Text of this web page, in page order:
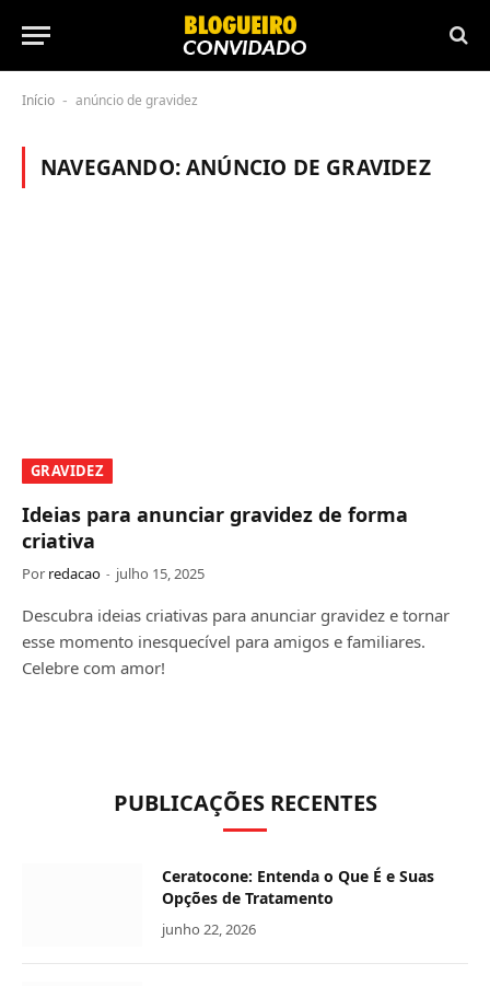
Início - anúncio de gravidez
NAVEGANDO:ANÚNCIO DE GRAVIDEZ
GRAVIDEZ
Ideias para anunciar gravidez de forma
criativa
Por redacao julho 15, 2025
Descubra ideias criativas para anunciar gravidez e tornar
esse momento inesquecível para amigos e familiares.
Celebre com amor!
PUBLICAÇÕES RECENTES
Ceratocone: Entenda o Que É e Suas
Opções de Tratamento
junho 22, 2026